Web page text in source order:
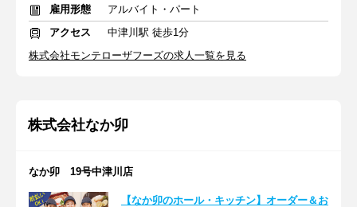
雇用形態
アルバイト・パート
アクセス
中津川駅 徒歩1分
株式会社モンテローザフーズの求人一覧を見る
株式会社なか卯
なか卯 19号中津川店
【なか卯のホール・キッチン】オーダー＆お